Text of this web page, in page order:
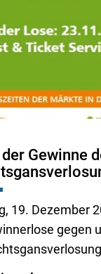
Gewinne
19. Dezember
gegen